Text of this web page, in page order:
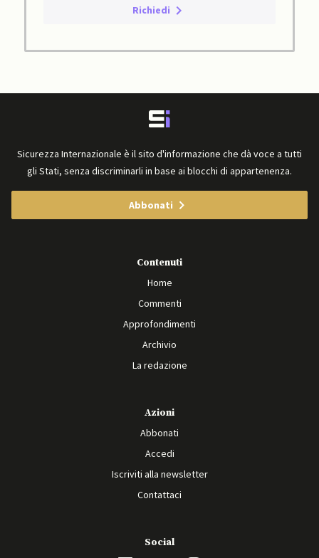
Richiedi
Sicurezza Internazionale è il sito d'informazione che dà voce a tutti
gli Stati, senza discriminarli in base ai blocchi di appartenenza.
Abbonati
Contenuti
Home
Commenti
Approfondimenti
Archivio
La redazione
Azioni
Abbonati
Accedi
Iscriviti alla newsletter
Contattaci
Social